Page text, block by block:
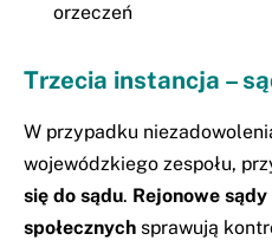
orzeczeń
Trzecia instancja –
W przypadku
wojewódzkiego zespołu,
się do sądu. Rejonowe
społecznych sprawują